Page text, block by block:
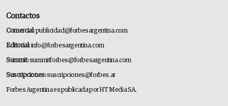
Contactos
Comercial:publicidad@forbesargentina.com
Editorial:info@forbesargentina.com
Summit:summitforbes@forbesargentina.com
Suscripciones:suscripciones@forbes.ar
Forbes Argentina es publicada por HT Media SA.